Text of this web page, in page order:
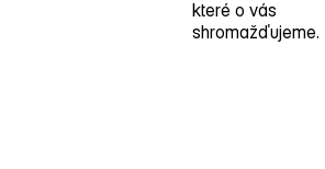
které o vás
shromažďujeme.